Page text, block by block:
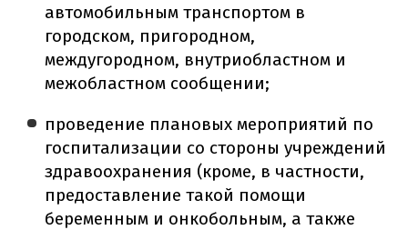
автомобильным транспортом в
городском, пригородном,
междугородном, внутриобластном и
межобластном сообщении;
проведение плановых мероприятий по
госпитализации со стороны учреждений
здравоохранения (кроме, в частности,
предоставление такой помощи
беременным и онкобольным, а также